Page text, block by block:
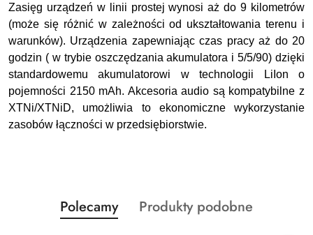
Zasięg urządzeń w linii prostej wynosi aż do 9 kilometrów
(może się różnić w zależności od ukształtowania terenu i
warunków). Urządzenia zapewniając czas pracy aż do 20
godzin ( w trybie oszczędzania akumulatora i 5/5/90) dzięki
standardowemu akumulatorowi w technologii LiIon o
pojemności 2150 mAh. Akcesoria audio są kompatybilne z
XTNi/XTNiD, umożliwia to ekonomiczne wykorzystanie
zasobów łączności w przedsiębiorstwie.
Pomiń karuzelę produktów
Produkty
o
Polecamy
Produkty
Produkty podobne